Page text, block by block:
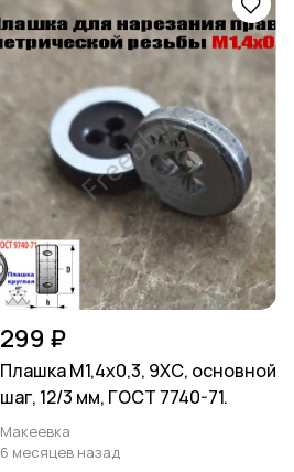
299 ₽
Плашка М1,4х0,3, 9ХС, основной
шаг, 12/3 мм, ГОСТ 7740-71.
Макеевка
6 месяцев назад